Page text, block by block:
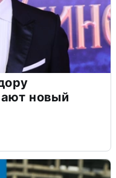
новый